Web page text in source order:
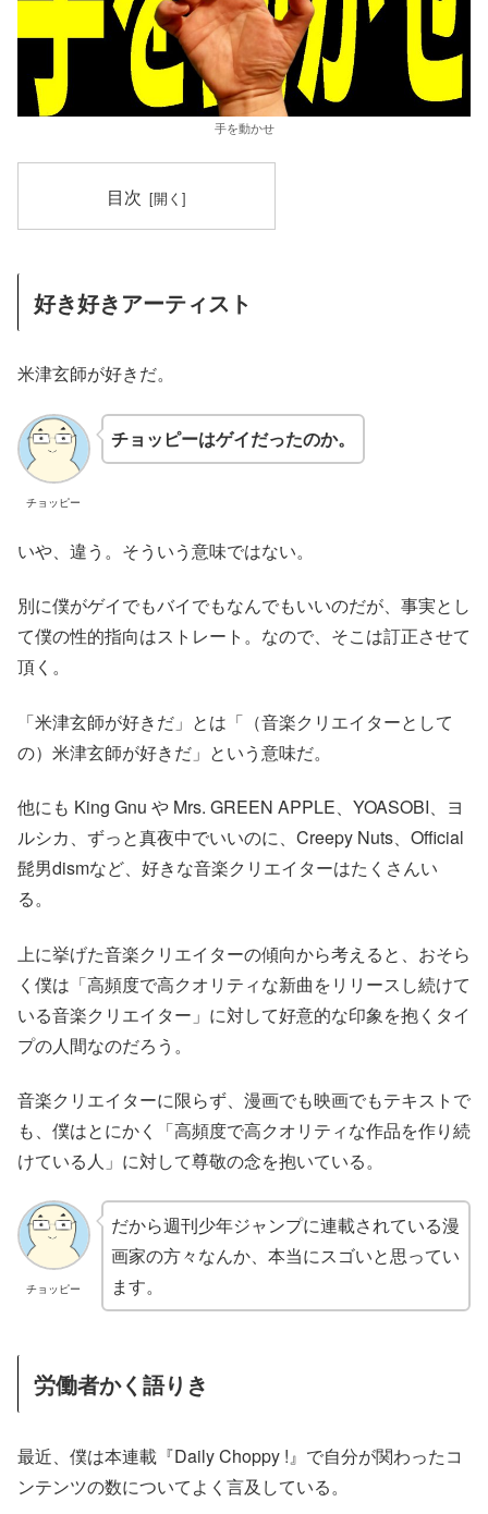
手を動かせ
目次
好き好きアーティスト
米津玄師が好きだ。
チョッピー
チョッピーはゲイだったのか。
いや、違う。そういう意味ではない。
別に僕がゲイでもバイでもなんでもいいのだが、事実とし
て僕の性的指向はストレート。なので、そこは訂正させて
頂く。
「米津玄師が好きだ」とは「（音楽クリエイターとして
の）米津玄師が好きだ」という意味だ。
他にも King Gnu や Mrs. GREEN APPLE、YOASOBI、ヨ
ルシカ、ずっと真夜中でいいのに、Creepy Nuts、Official
髭男dismなど、好きな音楽クリエイターはたくさんい
る。
上に挙げた音楽クリエイターの傾向から考えると、おそら
く僕は「高頻度で高クオリティな新曲をリリースし続けて
いる音楽クリエイター」に対して好意的な印象を抱くタイ
プの人間なのだろう。
音楽クリエイターに限らず、漫画でも映画でもテキストで
も、僕はとにかく「高頻度で高クオリティな作品を作り続
けている人」に対して尊敬の念を抱いている。
チョッピー
だから週刊少年ジャンプに連載されている漫
画家の方々なんか、本当にスゴいと思ってい
ます。
労働者かく語りき
最近、僕は本連載『Daily Choppy !』で自分が関わったコ
ンテンツの数についてよく言及している。